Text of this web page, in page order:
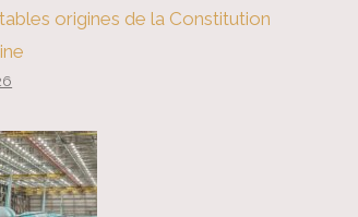
origines de la Constitution